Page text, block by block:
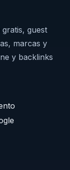
guest
marcas y
y backlinks